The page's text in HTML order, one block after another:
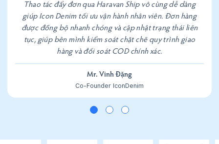
Thao tác đẩy đơn qua Haravan Ship vô cùng dễ dàng
giúp Icon Denim tối ưu vận hành nhân viên. Đơn hàng
được đồng bộ nhanh chóng và cập nhật trạng thái liên
tục, giúp bên mình kiểm soát chặt chẽ quy trình giao
hàng và đối soát COD chính xác.
Mr. Vinh Đặng
Co-Founder IconDenim